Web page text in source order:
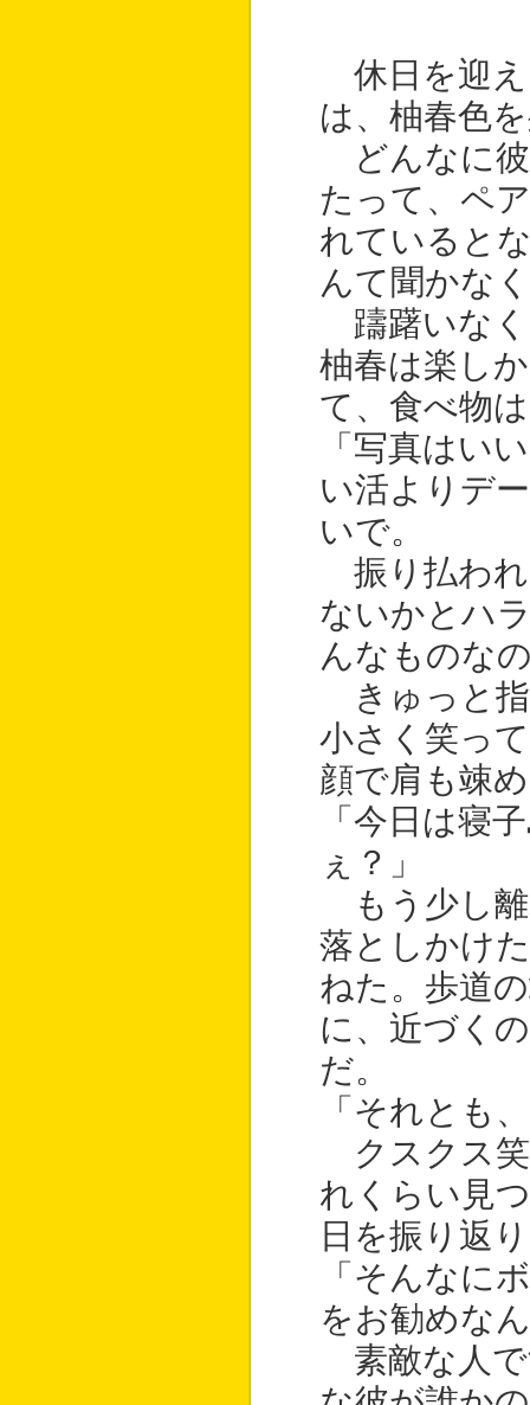
休日を迎え
は、柚春色
どんなに彼
たって、ペ
れていると
んて聞かな
躊躇いなく
柚春は楽し
て、食べ物
「写真はい
い活よりデ
いで。
振り払われ
ないかとハ
んなものな
きゅっと指
小さく笑っ
顔で肩も竦
「今日は寝
ぇ？」
もう少し離
落としかけ
ねた。歩道
に、近づく
だ。
「それとも
クスクス笑
れくらい見
日を振り返
「そんなに
をお勧めな
素敵な人で